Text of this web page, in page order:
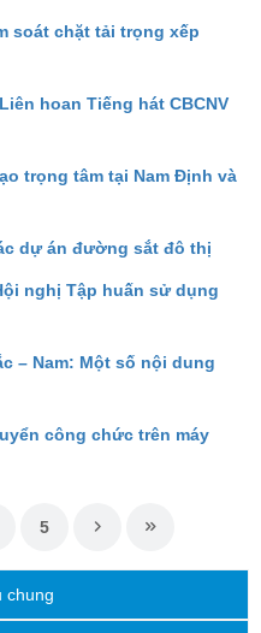
soát chặt tải trọng xếp
hoan Tiếng hát CBCNV
trọng tâm tại Nam Định và
dự án đường sắt đô thị
nghị Tập huấn sử dụng
– Nam: Một số nội dung
công chức trên máy
5
chung